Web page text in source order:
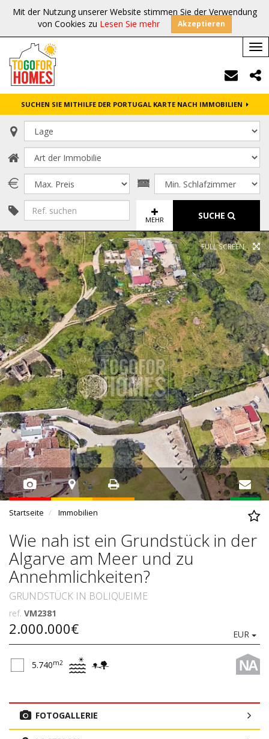
Mit der Nutzung unserer Website stimmen Sie der Verwendung
von Cookies zu Lesen Sie mehr Akzeptieren
SUCHEN SIE MITHILFE DER PORTUGAL KARTE NACH IMMOBILIEN
MEHR SUCHE
FULL SCREEN
Startseite Immobilien
Wie nah ist ein Grundstück in der
Algarve am Meer und zu
Annehmlichkeiten?
GRUNDSTÜCK IN BOLIQUEIME
ref. VM2381
2.000.000€ EUR
NA
5.740m2
FOTOGALLERIE